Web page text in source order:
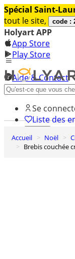
Spécial Saint-
tout le site,
code :
Holyart APP
App Store
Play Store
Aide & Contact
Découvrez
Se
Liste des
0
Panier
Accueil Noël
Brebis couchée